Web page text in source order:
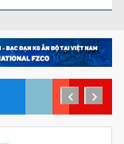
prev next